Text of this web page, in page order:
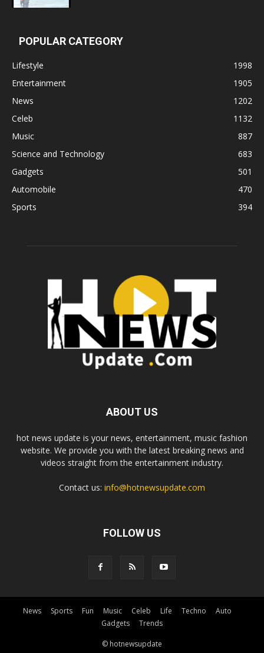
POPULAR CATEGORY
Lifestyle
1998
Entertainment
1905
News
1202
Celeb
1132
Music
887
Science and Technology
683
Gadgets
501
Automobile
470
Sports
394
ABOUT US
hot news update is your news, entertainment, music fashion
website. We provide you with the latest breaking news and
videos straight from the entertainment industry.
Contact us: info@hotnewsupdate.com
FOLLOW US
News Sports Fun Music Celeb Life Techno
Auto
Gadgets
Trends
© hotnewsupdate